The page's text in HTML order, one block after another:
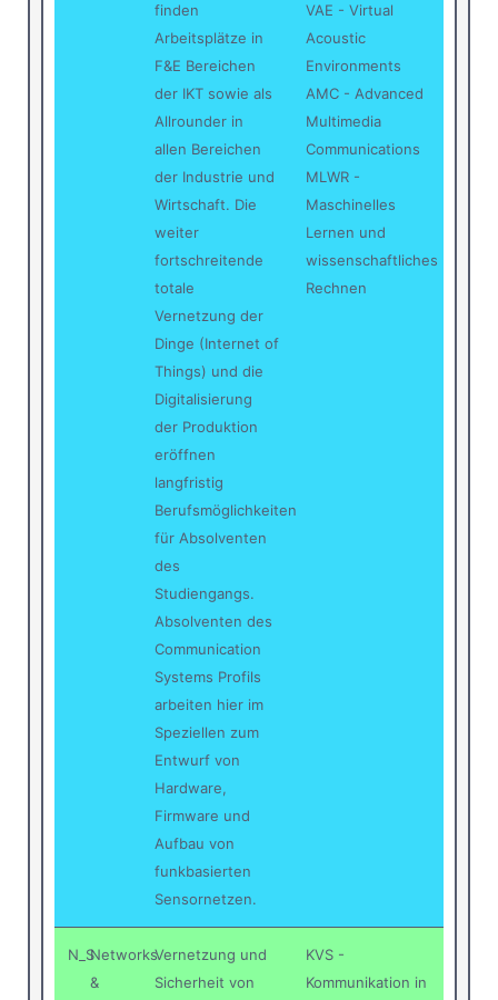
finden
Arbeitsplätze in
F&E Bereichen
der IKT sowie als
Allrounder in
allen Bereichen
der Industrie und
Wirtschaft. Die
weiter
fortschreitende
totale
Vernetzung der
Dinge (Internet of
Things) und die
Digitalisierung
der Produktion
eröffnen
langfristig
Berufsmöglichkeiten
für Absolventen
des
Studiengangs.
Absolventen des
Communication
Systems Profils
arbeiten hier im
Speziellen zum
Entwurf von
Hardware,
Firmware und
Aufbau von
funkbasierten
Sensornetzen.
VAE - Virtual
Acoustic
Environments
AMC - Advanced
Multimedia
Communications
MLWR -
Maschinelles
Lernen und
wissenschaftliches
Rechnen
N_SNetworks
&
Vernetzung und
Sicherheit von
KVS -
Kommunikation in